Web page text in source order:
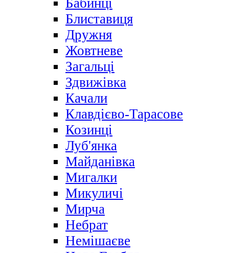
Бабинці
Блиставиця
Дружня
Жовтневе
Загальці
Здвижівка
Качали
Клавдієво-Тарасове
Козинці
Луб'янка
Майданівка
Мигалки
Микуличі
Мирча
Небрат
Немішаєве